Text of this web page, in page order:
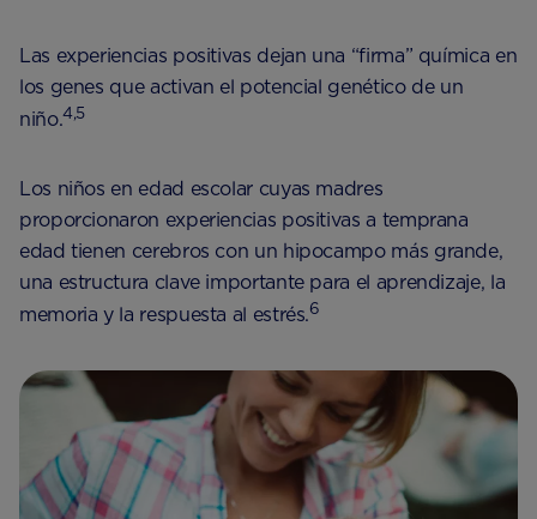
Las experiencias positivas dejan una “firma” química en
los genes que activan el potencial genético de un
niño.4,5
Los niños en edad escolar cuyas madres
proporcionaron experiencias positivas a temprana
edad tienen cerebros con un hipocampo más grande,
una estructura clave importante para el aprendizaje, la
memoria y la respuesta al estrés.6